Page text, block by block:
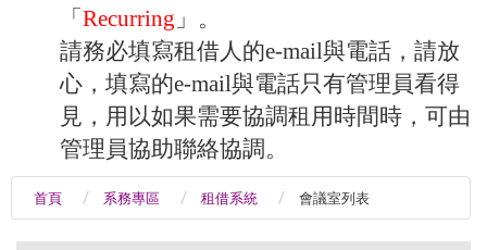
「 Recurring 」。
請務必填寫租借人的e-mail與電話，請放
心，填寫的e-mail與電話只有管理員看得
見，用以如果需要協調租用時間時，可由
管理員協助聯絡協調。
首頁 系務專區 租借系統 會議室列表